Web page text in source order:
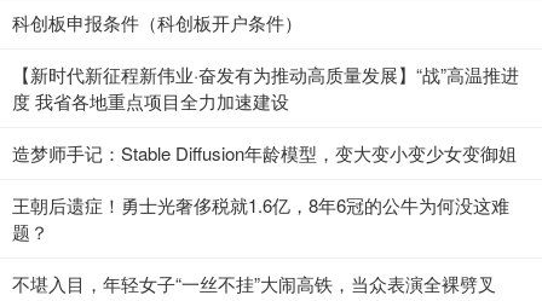
科创板申报条件（科创板开户条件）
【新时代新征程新伟业·奋发有为推动高质量发展】“战”高温推进
度 我省各地重点项目全力加速建设
造梦师手记：Stable Diffusion年龄模型，变大变小变少女变御姐
王朝后遗症！勇士光奢侈税就1.6亿，8年6冠的公牛为何没这难
题？
不堪入目，年轻女子“一丝不挂”大闹高铁，当众表演全裸劈叉